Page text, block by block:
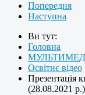
Попередня
Наступна
Ви тут:
Головна
Освітнє відео
Презентація
(28.08.2021 р.)